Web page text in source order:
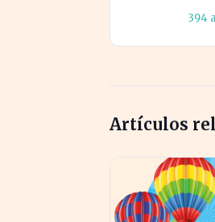
394
Artículos